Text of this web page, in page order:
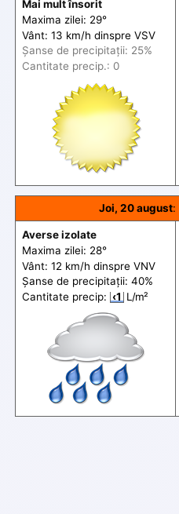
Mai mult însorit
Maxima zilei: 29°
Vânt: 13 km/h dinspre VSV
Șanse de precipitații: 25%
Cantitate precip.: 0
Joi, 20 august:
Averse izolate
Maxima zilei: 28°
Vânt: 12 km/h dinspre VNV
Șanse de precipitații: 40%
Cantitate precip: ‹1 L/m²